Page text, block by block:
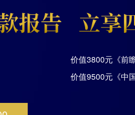
价值3800元《前
价值9500元《中